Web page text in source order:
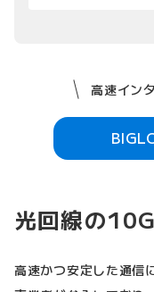
高速イン
光回線の
高速かつ安定した通信